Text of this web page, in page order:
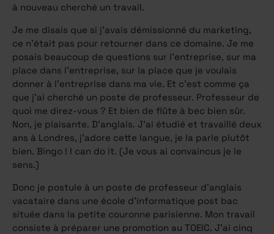
à nouveau cherché un travail.
Je me disais que si j’avais démissionné du marketing,
ce n’était pas pour retourner dans ce domaine. Je me
posais beaucoup de questions sur l’entreprise, sur ma
place dans l’entreprise, sur la place que je voulais
donner à l’entreprise dans ma vie. Et c’est comme ça
que j’ai cherché un poste de professeur. Professeur de
quoi me direz-vous ? Et bien de flûte à bec bien sûr.
Non, je plaisante. D’anglais. J’ai étudié et travaillé deux
ans à Londres, j’adore cette langue, je la parle plutôt
bien. Bingo ! I can do it. (Je vous ai convaincus je le
sens.)
Donc je postule à un poste de professeur d’anglais
vacataire dans une école d’informatique post bac
située dans la petite couronne parisienne. Mon travail
consiste à préparer une promotion au TOEIC. J’ai cinq